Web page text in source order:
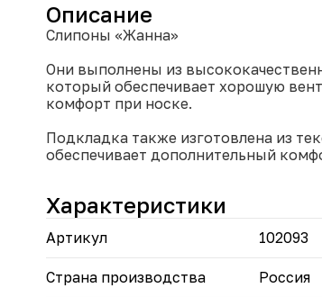
Описание
Слипоны «Жанна»
Они выполнены из
который обеспечивает хорошую
комфорт при носке.
Подкладка также изготовлена из
обеспечивает дополнительный
Цветовая гамма включает в себя
голубой, желтый, красный и черный
ряд включает размеры от 36 до 41,
размера ноги.
Характеристики
Артикул 102093
Страна производства Россия